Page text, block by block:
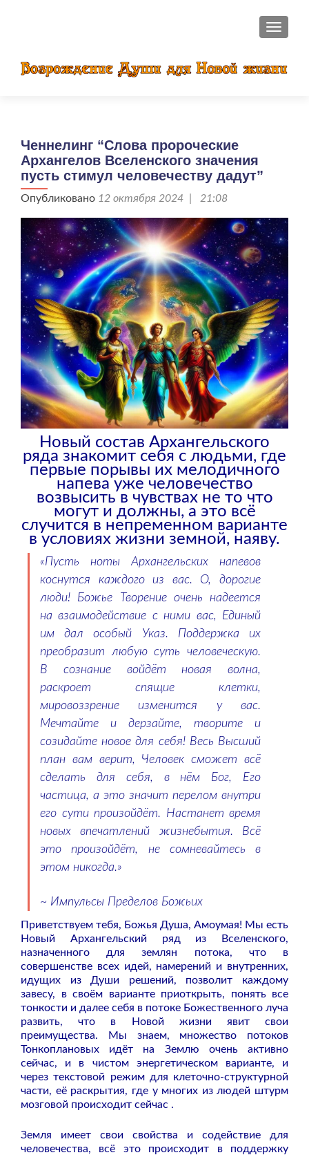
Ченнелинг “Слова пророческие
Архангелов Вселенского значения
пусть стимул человечеству дадут”
Опубликовано 12 октября 2024 | 21:08
Новый состав Архангельского
ряда знакомит себя с людьми, где
первые порывы их мелодичного
напева уже человечество
возвысить в чувствах не то что
могут и должны, а это всё
случится в непременном варианте
в условиях жизни земной, наяву.
«Пусть ноты Архангельских напевов
коснутся каждого из вас. О, дорогие
люди! Божье Творение очень надеется
на взаимодействие с ними вас, Единый
им дал особый Указ. Поддержка их
преобразит любую суть человеческую.
В сознание войдёт новая волна,
раскроет спящие клетки,
мировоззрение изменится у вас.
Мечтайте и дерзайте, творите и
созидайте новое для себя! Весь Высший
план вам верит, Человек сможет всё
сделать для себя, в нём Бог, Его
частица, а это значит перелом внутри
его сути произойдёт. Настанет время
новых впечатлений жизнебытия. Всё
это произойдёт, не сомневайтесь в
этом никогда.»
~ Импульсы Пределов Божьих
Приветствуем тебя, Божья Душа, Амоумая! Мы есть
Новый Архангельский ряд из Вселенского,
назначенного для землян потока, что в
совершенстве всех идей, намерений и внутренних,
идущих из Души решений, позволит каждому
завесу, в своём варианте приоткрыть, понять все
тонкости и далее себя в потоке Божественного луча
развить, что в Новой жизни явит свои
преимущества. Мы знаем, множество потоков
Тонкоплановых идёт на Землю очень активно
сейчас, и в чистом энергетическом варианте, и
через текстовой режим для клеточно-структурной
части, её раскрытия, где у многих из людей штурм
мозговой происходит сейчас .
Земля имеет свои свойства и содействие для
человечества, всё это происходит в поддержку